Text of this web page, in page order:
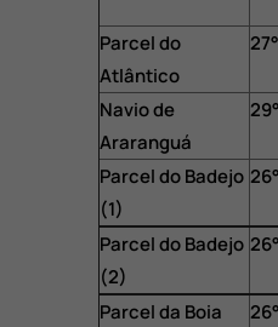
Parcel do
Atlântico
Navio de
Araranguá
Parcel do Badejo
(1)
Parcel do Badejo
(2)
Parcel da Boia